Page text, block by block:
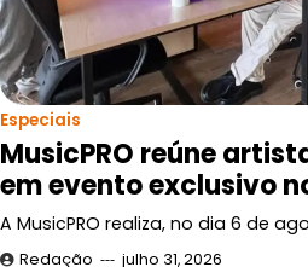
Especiais
MusicPRO reúne
em evento exclusivo
A MusicPRO realiza, no dia 6 de
Redação julho 31, 2026